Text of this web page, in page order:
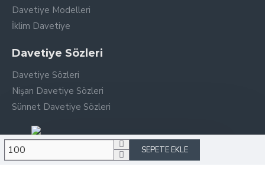
SEPETE EKLE
Davetiye Modelleri
İklim Davetiye
Davetiye Sözleri
Davetiye Sözleri
Nişan Davetiye Sözleri
Sünnet Davetiye Sözleri
Copyright © 2026, Aleyna Davetiye